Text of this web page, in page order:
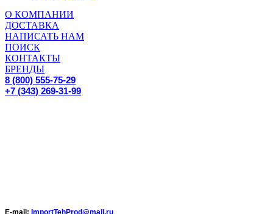
О КОМПАНИИ
ДОСТАВКА
НАПИСАТЬ НАМ
ПОИСК
КОНТАКТЫ
БРЕНДЫ
8 (800) 555-75-29
+7 (343) 269-31-99